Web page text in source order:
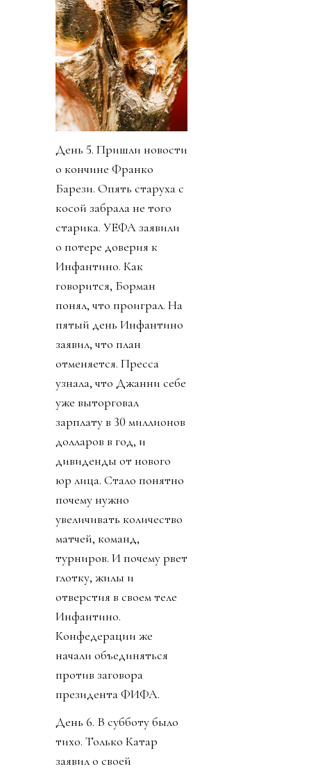
День 5. Пришли новости
о кончине Франко
Барези. Опять старуха с
косой забрала не того
старика. УЕФА заявили
о потере доверия к
Инфантино. Как
говорится, Борман
понял, что проиграл. На
пятый день Инфантино
заявил, что план
отменяется. Пресса
узнала, что Джанни себе
уже выторговал
зарплату в 30 миллионов
долларов в год, и
дивиденды от нового
юр лица. Стало понятно
почему нужно
увеличивать количество
матчей, команд,
турниров. И почему рвет
глотку, жилы и
отверстия в своем теле
Инфантино.
Конфедерации же
начали объединяться
против заговора
президента ФИФА.
День 6. В субботу было
тихо. Только Катар
заявил о своей